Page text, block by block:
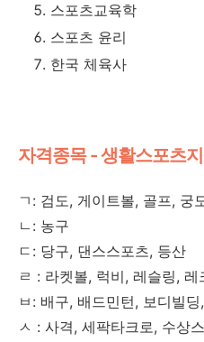
스포츠교육학
스포츠 윤리
한국 체육사
자격종목 - 생활스포츠
ㄱ: 검도, 게이트볼, 골프, 궁
ㄴ: 농구
ㄷ: 당구, 댄스스포츠, 등산
ㄹ : 라켓볼, 럭비, 레슬링,
ㅂ: 배구, 배드민턴, 보디빌
ㅅ : 사격, 세팍타크로, 수상